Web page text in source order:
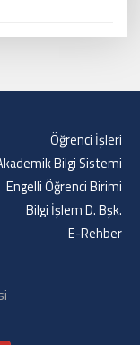
Öğrenci İşleri
Bilgi Sistemi
Engelli Öğrenci Birimi
Bilgi İşlem D. Bşk.
E-Rehber